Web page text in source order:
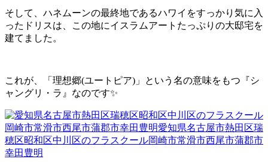
そして、ハネムーンの最終地であるハワイをすっかり気に入
ったドリスは、この地にイスラムアートたっぷりの大邸宅を
建てました。
これが、「理想郷(ユートピア) 」という名の意味をもつ『シ
ャングリ・ラ』なのです✨